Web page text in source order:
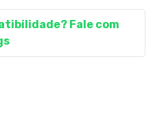
Fale com